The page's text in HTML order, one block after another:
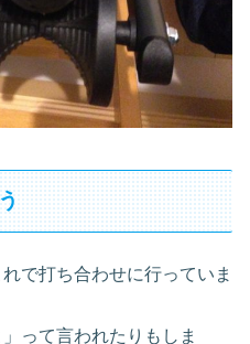
で打ち合わせに行っていま
って言われたりもしま